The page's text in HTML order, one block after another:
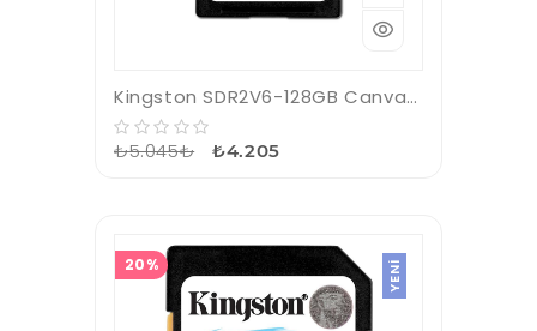
Kingston SDR2V6-128GB Canvas React Plus SDXC UHS-II 280R-100W U3 V60 for Full HD-4K SD Hafıza Kartı
₺5.045₺ ₺4.205
20% YENI